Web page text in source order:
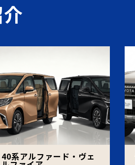
40系アルファード・ヴェ